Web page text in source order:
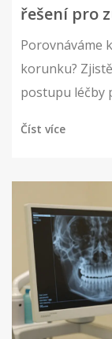
řešení pro
Porovnáváme
korunku?
postupu léčby
Číst více